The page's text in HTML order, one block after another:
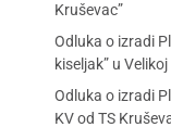
Kruševac”
Odluka o izradi
kiseljak” u
Odluka o izradi
KV od TS